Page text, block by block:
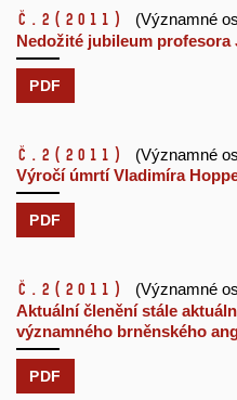
č.2 (2011)
(Významné
Nedožité jubileum profesora
PDF
č.2 (2011)
(Významné
Výročí úmrtí Vladimíra
PDF
č.2 (2011)
(Významné
Aktuální členění stále
významného brněnského
PDF